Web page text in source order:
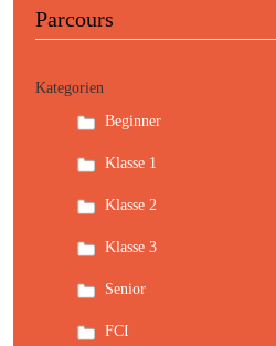
Parcours
Kategorien
Beginner
Klasse 1
Klasse 2
Klasse 3
Senior
FCI